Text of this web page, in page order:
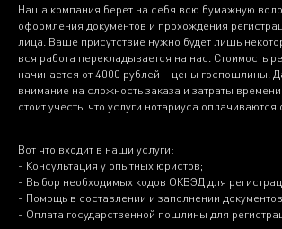
Наша компания берет на себя всю бумажную
оформления документов и прохождения
лица. Ваше присутствие нужно будет лишь
вся работа перекладывается на нас. Стоимость
начинается от 4000 рублей – цены госпошлины.
внимание на сложность заказа и затраты
стоит учесть, что услуги нотариуса оплачиваются
Вот что входит в наши услуги:
- Консультация у опытных юристов;
- Выбор необходимых кодов ОКВЭД для
- Помощь в составлении и заполнении
- Оплата государственной пошлины для